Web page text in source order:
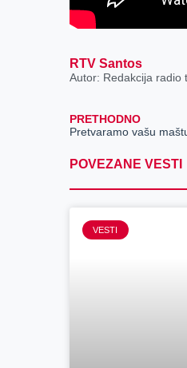
RTV Santos
Autor: Redakcija radio
PRETHODNO
POVEZANE VESTI
VESTI